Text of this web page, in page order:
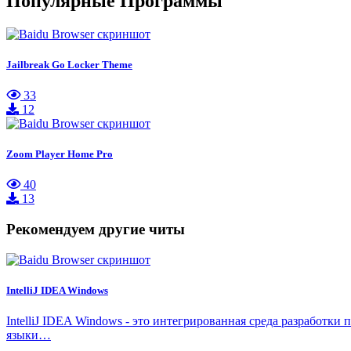
Jailbreak Go Locker Theme
33
12
Zoom Player Home Pro
40
13
Рекомендуем другие читы
IntelliJ IDEA Windows
IntelliJ IDEA Windows - это интегрированная cреда
языки…